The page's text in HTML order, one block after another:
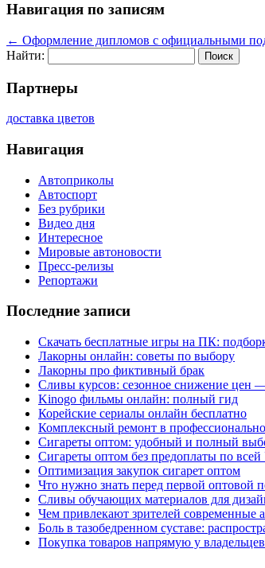
Навигация по записям
← Оформление дипломов с официальными
Найти:
Партнеры
доставка цветов
Навигация
Автоприколы
Автоспорт
Без рубрики
Видео дня
Интересное
Мировые автоновости
Пресс-релизы
Репортажи
Последние записи
Скачать бесплатные игры на ПК:
Лакорны онлайн: советы по выбору
Лакорны про фиктивный брак
Сливы курсов: сезонное снижение цен
Kinogo фильмы онлайн: полный гид
Корейские сериалы онлайн бесплатно
Комплексный ремонт в
Сигареты оптом: удобный и полный
Сигареты оптом без предоплаты по всей
Оптимизация закупок сигарет оптом
Что нужно знать перед первой оптовой
Сливы обучающих материалов для
Чем привлекают зрителей современные
Боль в тазобедренном суставе:
Покупка товаров напрямую у